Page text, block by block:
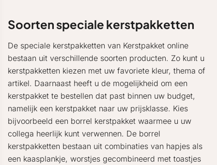
Soorten speciale kerstpakketten
De speciale kerstpakketten van Kerstpakket online
bestaan uit verschillende soorten producten. Zo kunt u
kerstpakketten kiezen met uw favoriete kleur, thema of
artikel. Daarnaast heeft u de mogelijkheid om een
kerstpakket te bestellen dat past binnen uw budget,
namelijk een kerstpakket naar uw prijsklasse. Kies
bijvoorbeeld een borrel kerstpakket waarmee u uw
collega heerlijk kunt verwennen. De borrel
kerstpakketten bestaan uit combinaties van hapjes als
een kaasplankje, worstjes gecombineerd met toastjes